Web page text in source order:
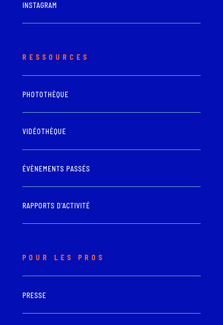
INSTAGRAM
RESSOURCES
PHOTOTHÈQUE
VIDÉOTHÈQUE
ÉVÈNEMENTS PASSÉS
RAPPORTS D'ACTIVITÉ
POUR LES PROS
PRESSE